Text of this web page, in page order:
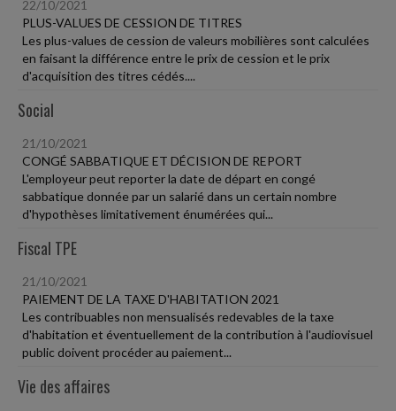
22/10/2021
PLUS-VALUES DE CESSION DE TITRES
Les plus-values de cession de valeurs mobilières sont calculées
en faisant la différence entre le prix de cession et le prix
d'acquisition des titres cédés....
Social
21/10/2021
CONGÉ SABBATIQUE ET DÉCISION DE REPORT
L'employeur peut reporter la date de départ en congé
sabbatique donnée par un salarié dans un certain nombre
d'hypothèses limitativement énumérées qui...
Fiscal TPE
21/10/2021
PAIEMENT DE LA TAXE D'HABITATION 2021
Les contribuables non mensualisés redevables de la taxe
d'habitation et éventuellement de la contribution à l'audiovisuel
public doivent procéder au paiement...
Vie des affaires